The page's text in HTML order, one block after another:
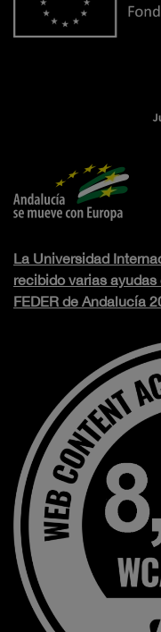
La Universidad
recibido varias
FEDER de Andalucía